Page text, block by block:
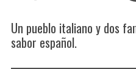
Un pueblo italiano y dos
sabor español.